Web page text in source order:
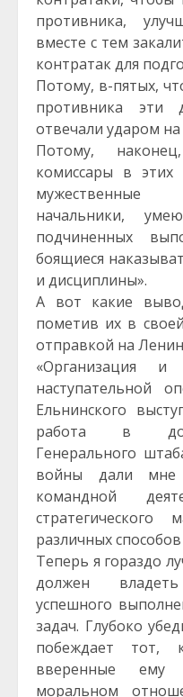
противника,
вместе с тем
контратак для
Потому, в-пятых,
противника эти
отвечали ударом
Потому,
комиссары в этих
начальники,
подчиненных
боящиеся
и дисциплины».
А вот какие
пометив их в
отправкой на
«Организация и
наступательной
Ельнинского
работа в
Генерального
войны дали мне
командной
различных
Теперь я гораздо
должен
успешного
задач. Глубоко
побеждает тот,
вверенные ему
моральном